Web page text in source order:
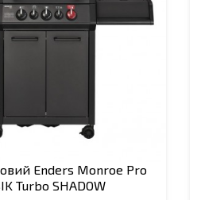
Enders Monroe Pro
Turbo SHADOW